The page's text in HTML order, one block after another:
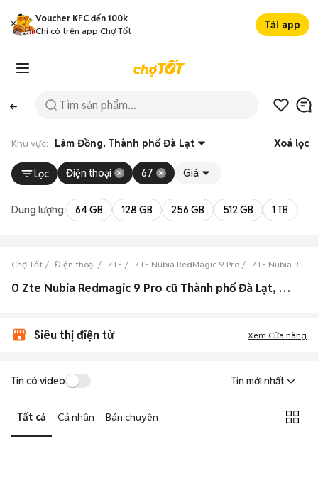
Voucher KFC đến 100k
Chỉ có trên app Chợ Tốt
Tải app
Khu vực: Lâm Đồng, Thành phố Đà Lạt Xoá lọc
Lọc Điện thoại 67 Giá
Dung lượng: 64 GB 128 GB 256 GB 512 GB 1 TB
Chợ Tốt Điện thoại ZTE ZTE Nubia RedMagic 9 Pro ZTE Nubia
0 Zte Nubia Redmagic 9 Pro cũ Thành phố Đà Lạt, Lâm Đồng đẹp
Siêu thị điện tử Xem Cửa hàng
Tin có video Tin mới nhất
Tất cả Cá nhân Bán chuyên